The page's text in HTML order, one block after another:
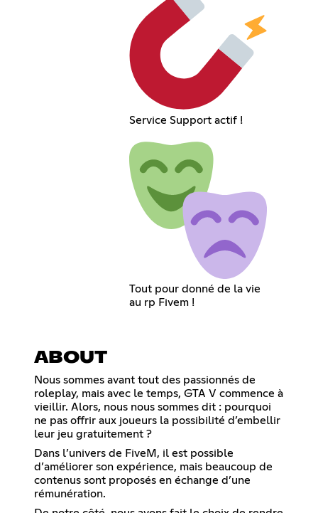
Service Support actif !
Tout pour donné de la vie
au rp Fivem !
ABOUT
Nous sommes avant tout des passionnés de
roleplay, mais avec le temps, GTA V commence à
vieillir. Alors, nous nous sommes dit : pourquoi
ne pas offrir aux joueurs la possibilité d’embellir
leur jeu gratuitement ?
Dans l’univers de FiveM, il est possible
d’améliorer son expérience, mais beaucoup de
contenus sont proposés en échange d’une
rémunération.